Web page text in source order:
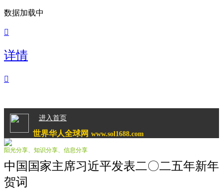
数据加载中

详情

进入首页
世界华人全球网 www.sol1688.com
阳光分享、知识分享、信息分享
中国国家主席习近平发表二〇二五年新年
贺词